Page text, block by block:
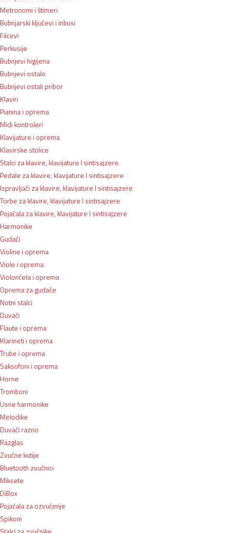
Metronomi i štimeri
Bubnjarski ključevi i inbusi
Filcevi
Perkusije
Bubnjevi higijena
Bubnjevi ostalo
Bubnjevi ostali pribor
Klaviri
Pianina i oprema
Midi kontroleri
Klavijature i oprema
Klavirske stolice
Stalci za klavire, klavijature I sintisajzere
Pedale za klavire, klavijature I sintisajzere
Ispravljači za klavire, klavijature I sintisajzere
Torbe za klavire, klavijature I sintisajzere
Pojačala za klavire, klavijature I sintisajzere
Harmonike
Gudači
Violine i oprema
Viole i oprema
Violončela i oprema
Oprema za gudače
Notni stalci
Duvači
Flaute i oprema
Klarineti i oprema
Trube i oprema
Saksofoni i oprema
Horne
Tromboni
Usne harmonike
Melodike
Duvači razno
Razglas
Zvučne kutije
Bluetooth zvučnici
Miksete
DiBox
Pojačala za ozvučenje
Spikoni